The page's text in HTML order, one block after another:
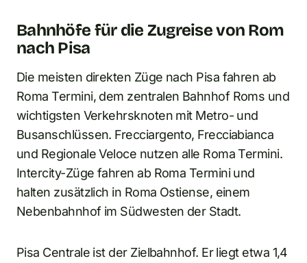
Bahnhöfe für die Zugreise von Rom
nach Pisa
Die meisten direkten Züge nach Pisa fahren ab
Roma Termini, dem zentralen Bahnhof Roms und
wichtigsten Verkehrsknoten mit Metro- und
Busanschlüssen. Frecciargento, Frecciabianca
und Regionale Veloce nutzen alle Roma Termini.
Intercity-Züge fahren ab Roma Termini und
halten zusätzlich in Roma Ostiense, einem
Nebenbahnhof im Südwesten der Stadt.
Pisa Centrale ist der Zielbahnhof. Er liegt etwa 1,4